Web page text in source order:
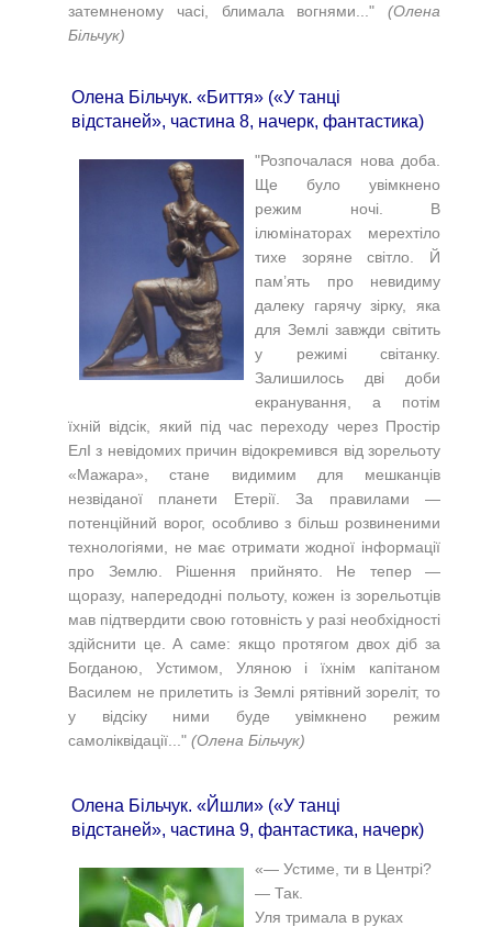
затемненому часі, блимала вогнями..." (Олена
Більчук)
Олена Більчук. «Биття» («У танці
відстаней», частина 8, начерк, фантастика)
"Розпочалася нова доба.
Ще було увімкнено
режим ночі. В
ілюмінаторах мерехтіло
тихе зоряне світло. Й
пам’ять про невидиму
далеку гарячу зірку, яка
для Землі завжди світить
у режимі світанку.
Залишилось дві доби
екранування, а потім
їхній відсік, який під час переходу через Простір
ЕлI з невідомих причин відокремився від зорельоту
«Мажара», стане видимим для мешканців
незвіданої планети Етерії. За правилами —
потенційний ворог, особливо з більш розвиненими
технологіями, не має отримати жодної інформації
про Землю. Рішення прийнято. Не тепер —
щоразу, напередодні польоту, кожен із зорельотців
мав підтвердити свою готовність у разі необхідності
здійснити це. А саме: якщо протягом двох діб за
Богданою, Устимом, Уляною і їхнім капітаном
Василем не прилетить із Землі рятівний зореліт, то
у відсіку ними буде увімкнено режим
самоліквідації..." (Олена Більчук)
Олена Більчук. «Йшли» («У танці
відстаней», частина 9, фантастика, начерк)
«— Устиме, ти в Центрі?
— Так.
Уля тримала в руках